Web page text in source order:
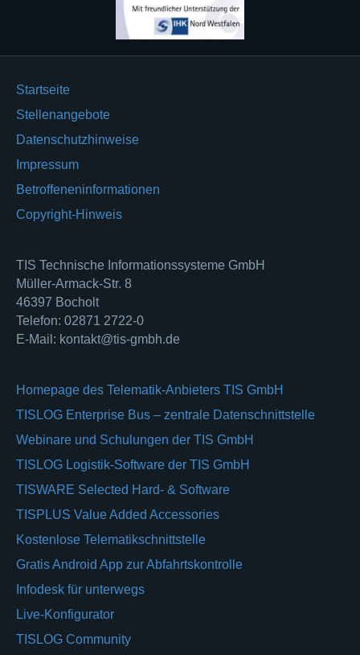
Startseite
Stellenangebote
Datenschutzhinweise
Impressum
Betroffeneninformationen
Copyright-Hinweis
TIS Technische Informationssysteme GmbH
Müller-Armack-Str. 8
46397 Bocholt
Telefon: 02871 2722-0
E-Mail: kontakt@tis-gmbh.de
Homepage des Telematik-Anbieters TIS GmbH
TISLOG Enterprise Bus – zentrale Datenschnittstelle
Webinare und Schulungen der TIS GmbH
TISLOG Logistik-Software der TIS GmbH
TISWARE Selected Hard- & Software
TISPLUS Value Added Accessories
Kostenlose Telematikschnittstelle
Gratis Android App zur Abfahrtskontrolle
Infodesk für unterwegs
Live-Konfigurator
TISLOG Community